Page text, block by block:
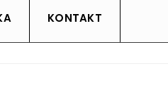
KONTAKT